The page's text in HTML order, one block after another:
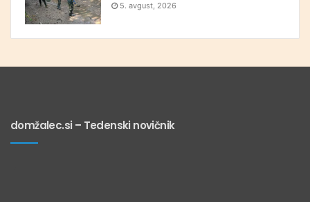
5. avgust, 2026
domžalec.si – Tedenski novičnik